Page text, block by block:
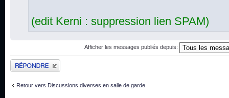
(edit Kerni : suppression lien SPAM)
Afficher les messages publiés depuis:
Publier une réponse
Retour vers Discussions diverses en salle de garde